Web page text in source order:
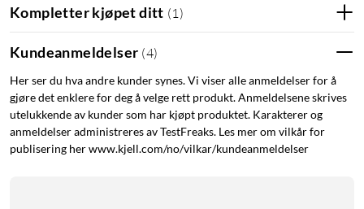
rundt skjerm og kamera gir ekstra beskyttelse når telefonen
med mikrofiber som bidrar til å beskytte telefonens bakside
Fungerer med MagSafe
Den innebygde magnetringen er tilpasset MagSafe, slik at
MagSafe-ladere og magnetisk tilbehør fester seg godt uten at
Kompletter kjøpet ditt (1 )
Kundeanmeldelser (4)
Her ser du hva andre kunder synes. Vi viser alle anmeldelser for å
gjøre det enklere for deg å velge rett produkt. Anmeldelsene skrives
utelukkende av kunder som har kjøpt produktet. Karakterer og
anmeldelser administreres av TestFreaks. Les mer om vilkår for
publisering her www.kjell.com/no/vilkar/kundeanmeldelser